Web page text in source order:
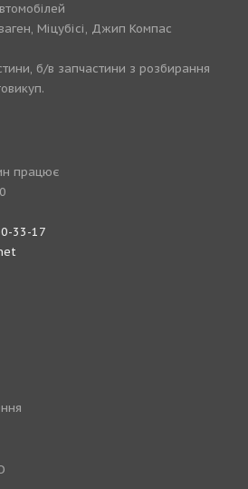
Міцубісі, Джип Компас
б/в запчастини з розбирання
працює
33-17